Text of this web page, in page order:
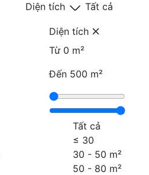
Diện tích Tất cả
Diện tích
Từ 0 m²
Đến 500 m²
Tất cả
≤ 30
30 - 50 m²
50 - 80 m²